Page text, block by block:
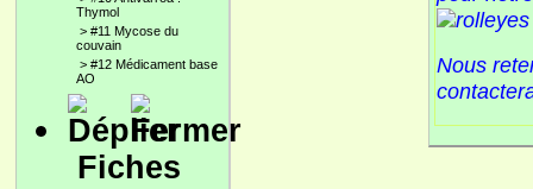
Thymol
> #11 Mycose du
couvain
> #12 Médicament base
AO
Fiches
Nous